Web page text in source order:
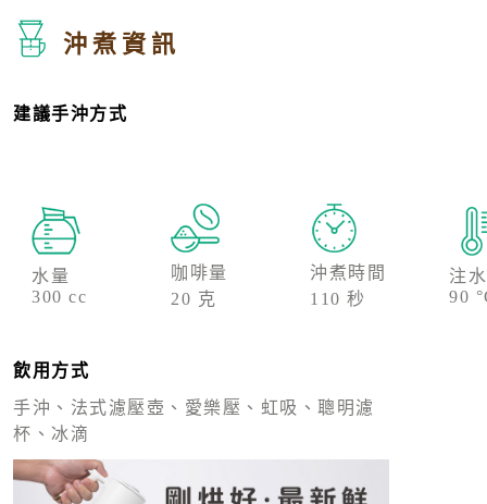
沖煮資訊
建議手沖方式
水量
300 cc
咖啡量
20 克
沖煮時間
110 秒
注
90
飲用方式
手沖、法式濾壓壺、愛樂壓、虹吸、聰明濾
杯、冰滴